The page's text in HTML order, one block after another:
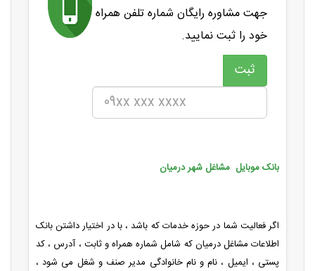
جهت مشاوره رایگان شماره تلفن همراه
خود را ثبت نمایید.
بانک موبایل مشاغل شهر درمیان
اگر فعالیت شما در حوزه خدمات که باشد ، با در اختیار داشتن بانک
اطلاعات مشاغل درمیان که شامل شماره همراه و ثابت ، آدرس ، کد
پستی ، ایمیل ، نام و نام خانوادگی مدیر صنف و شغل می شود ،